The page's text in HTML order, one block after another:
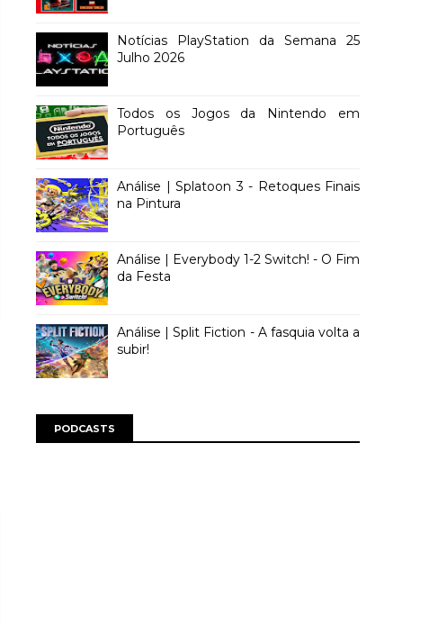
Notícias PlayStation da Semana 25
Julho 2026
Todos os Jogos da Nintendo em
Português
Análise | Splatoon 3 - Retoques Finais
na Pintura
Análise | Everybody 1-2 Switch! - O Fim
da Festa
Análise | Split Fiction - A fasquia volta a
subir!
PODCASTS